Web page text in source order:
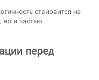
становится не
но и частью
перед